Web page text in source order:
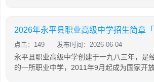
点击：149 发布时间：2026-06-04
永平县职业高级中学创建于一九八三年，是
的一所职业中学，2011年9月起成为国家开